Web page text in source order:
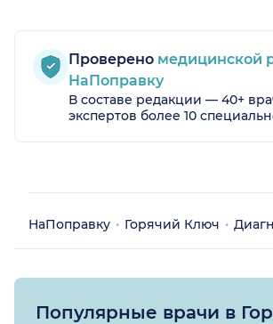
Проверено медицинской
НаПоправку
В составе редакции — 40+
экспертов более 10
НаПоправку Горячий Ключ
Популярные врачи в